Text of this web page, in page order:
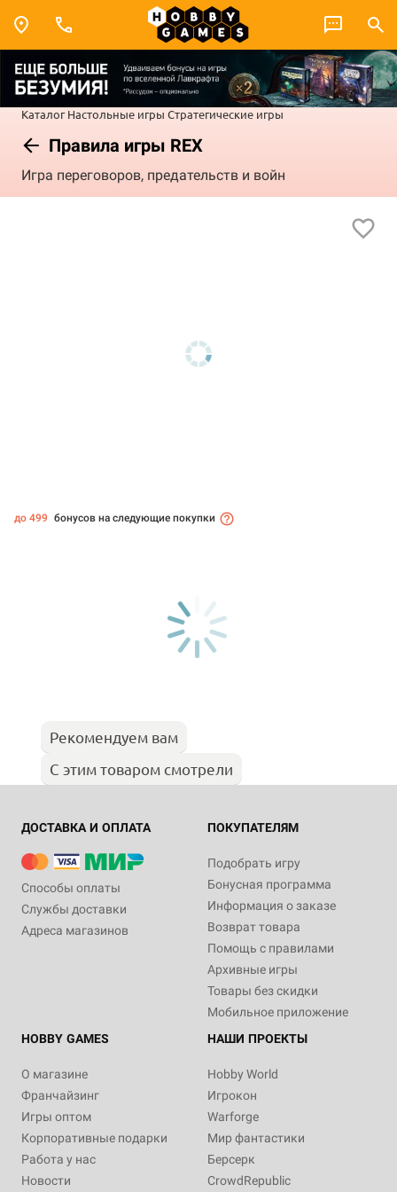
Каталог Настольные игры Стратегические игры
Правила игры REX
Игра переговоров, предательств и войн
до 499 бонусов на следующие покупки
Рекомендуем вам
С этим товаром смотрели
ДОСТАВКА И ОПЛАТА
Способы оплаты
Службы доставки
Адреса магазинов
ПОКУПАТЕЛЯМ
Подобрать игру
Бонусная программа
Информация о заказе
Возврат товара
Помощь с правилами
Архивные игры
Товары без скидки
Мобильное приложение
HOBBY GAMES
О магазине
Франчайзинг
Игры оптом
Корпоративные подарки
Работа у нас
Новости
НАШИ ПРОЕКТЫ
Hobby World
Игрокон
Warforge
Мир фантастики
Берсерк
CrowdRepublic